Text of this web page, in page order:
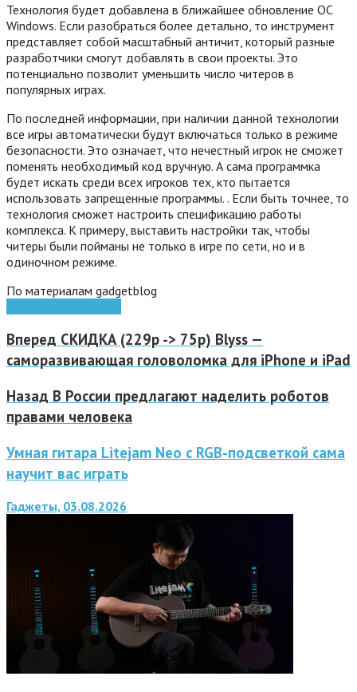
Технология будет добавлена в ближайшее обновление ОС
Windows. Если разобраться более детально, то инструмент
представляет собой масштабный античит, который разные
разработчики смогут добавлять в свои проекты. Это
потенциально позволит уменьшить число читеров в
популярных играх.
По последней информации, при наличии данной технологии
все игры автоматически будут включаться только в режиме
безопасности. Это означает, что нечестный игрок не сможет
поменять необходимый код вручную. А сама программка
будет искать среди всех игроков тех, кто пытается
использовать запрещенные программы. . Если быть точнее, то
технология сможет настроить спецификацию работы
комплекса. К примеру, выставить настройки так, чтобы
читеры были пойманы не только в игре по сети, но и в
одиночном режиме.
По материалам gadgetblog
Вперед СКИДКА (229р -> 75р) Blyss —
саморазвивающая головоломка для iPhone и iPad
Назад В России предлагают наделить роботов
правами человека
Умная гитара Litejam Neo с RGB-подсветкой сама
научит вас играть
Гаджеты, 03.08.2026